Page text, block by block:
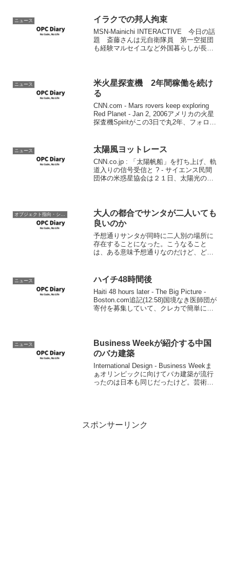
ニュース イラクでの邦人拘束
MSN-Mainichi INTERACTIVE 今日の話
題 斎藤さんは元自衛隊員 第一空挺団
も経験マルセイユなど外国暮らしが長く
積...
ニュース
米火星探査機 2年間稼働を続け
る
CNN.com - Mars rovers keep exploring
Red Planet - Jan 2, 2006アメリカの火星
探査機Spiritがこの3日で丸2年、フォロワ
ニュース 太陽風ヨットレース
CNN.co.jp : 「太陽帆船」を打ち上げ、軌
道入りの信号受信と ? - サイエンス民間
団体の米惑星協会は２１日、太陽光の力
に乗...
大人の都合でサンタが二人いても
良いのか
予想通りサンタが同時に二人別の場所に
存在することになった。こうなること
は、ある意味予想通りなのだけど、どう
か、おまえらの企業的なエゴで、世界中
の子供の夢をこわしてんな。バ...
ニュース ハイチ48時間後
Haiti 48 hours later - The Big Picture -
Boston.com追記(12:58)国境なき医師団が
寄付を募集していて、クレカで簡単に寄
ニュース
Business Weekが紹介する中国
のバカ建築
International Design - Business Weekま
ぁオリンピックに向けてバカ建築が流行
ったのは日本も同じだったけど。芸術的
スポンサーリンク